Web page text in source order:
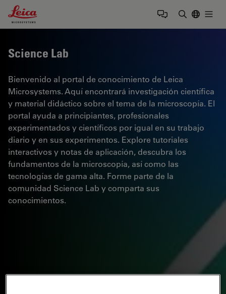
Leica Microsystems Logo
Science Lab
Bienvenido al portal de conocimiento de Leica
Microsystems. Aquí encontrará investigación científica
y material didáctico sobre el tema de la microscopía. El
portal ayuda a principiantes, profesionales
experimentados y científicos por igual en su trabajo
diario y en sus experimentos. Explore tutoriales
interactivos y notas de aplicación, descubra los
fundamentos de la microscopía, así como las
tecnologías de gama alta. Forme parte de la
comunidad Science Lab y comparta sus
conocimientos.